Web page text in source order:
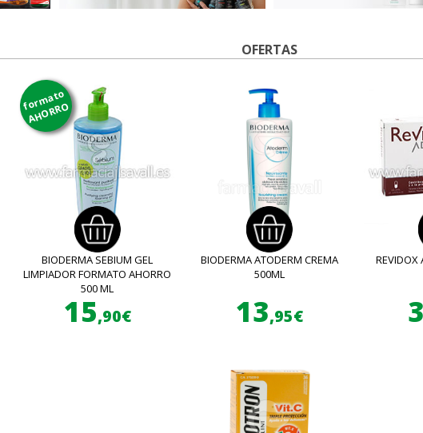
OFERTAS
formato
AHORRO
BIODERMA SEBIUM GEL
LIMPIADOR FORMATO AHORRO
500 ML
15,90€
BIODERMA ATODERM CREMA
500ML
13,95€
REVIDOX